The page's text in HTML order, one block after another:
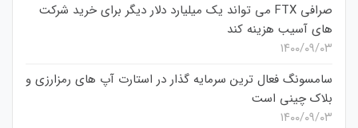
صرافی FTX می تواند یک میلیارد دلار دیگر برای خرید شرکت
های آسیب هزینه کند
۱۴۰۰/۰۹/۰۳
سامسونگ فعال‌ ترین سرمایه‌ گذار در استارت‌ آپ‌ های رمزارزی و
بلاک چینی است
۱۴۰۰/۰۹/۰۳